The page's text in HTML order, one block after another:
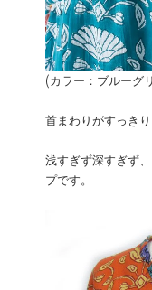
(カラー：ブルーグ
首まわりがすっき
浅すぎず深すぎず
プです。